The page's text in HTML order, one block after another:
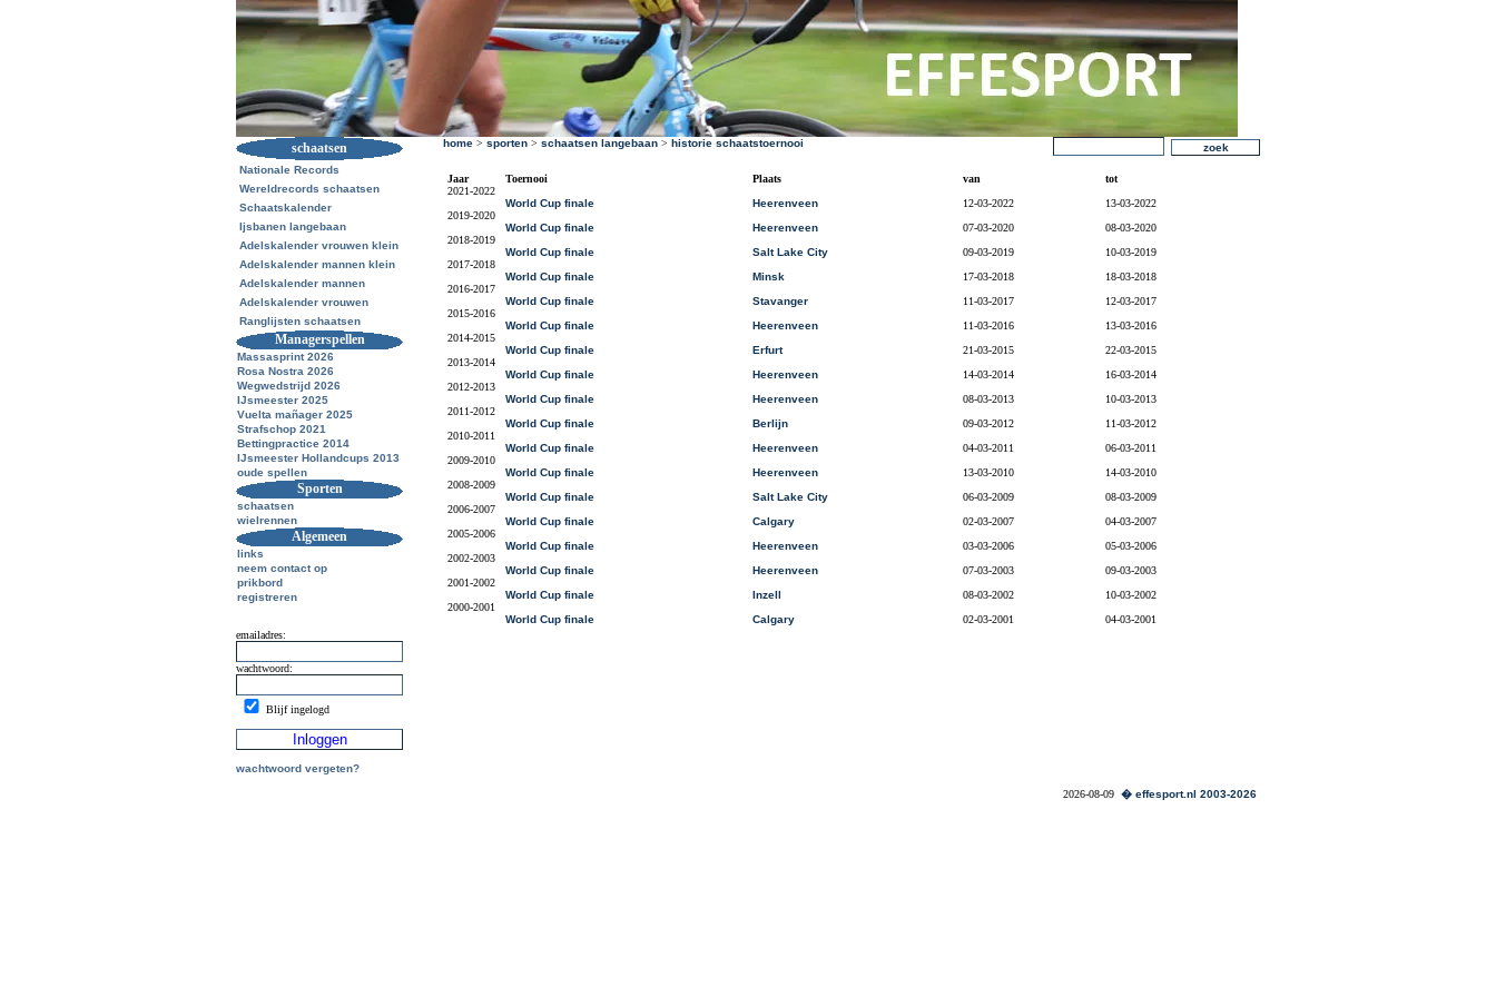
schaatsen
Nationale Records
Wereldrecords schaatsen
Schaatskalender
Ijsbanen langebaan
Adelskalender vrouwen klein
Adelskalender mannen klein
Adelskalender mannen
Adelskalender vrouwen
Ranglijsten schaatsen
Managerspellen
Massasprint 2026
Rosa Nostra 2026
Wegwedstrijd 2026
IJsmeester 2025
Vuelta mañager 2025
Strafschop 2021
Bettingpractice 2014
IJsmeester Hollandcups 2013
oude spellen
Sporten
schaatsen
wielrennen
Algemeen
links
neem contact op
prikbord
registreren
emailadres:
wachtwoord:
Blijf ingelogd
wachtwoord vergeten?
home > sporten > schaatsen langebaan > historie schaatstoernooi
Jaar Toernooi Plaats van
tot
2021-2022
World Cup finale
Heerenveen 12-03-2022
13-03-2022
2019-2020
World Cup finale
Heerenveen 07-03-2020
08-03-2020
2018-2019
World Cup finale
Salt Lake City 09-03-2019
10-03-2019
2017-2018
World Cup finale
Minsk 17-03-2018
18-03-2018
2016-2017
World Cup finale
Stavanger 11-03-2017
12-03-2017
2015-2016
World Cup finale
Heerenveen 11-03-2016
13-03-2016
2014-2015
World Cup finale
Erfurt 21-03-2015
22-03-2015
2013-2014
World Cup finale
Heerenveen 14-03-2014
16-03-2014
2012-2013
World Cup finale
Heerenveen 08-03-2013
10-03-2013
2011-2012
World Cup finale
Berlijn 09-03-2012
11-03-2012
2010-2011
World Cup finale
Heerenveen 04-03-2011
06-03-2011
2009-2010
World Cup finale
Heerenveen 13-03-2010
14-03-2010
2008-2009
World Cup finale
Salt Lake City 06-03-2009
08-03-2009
2006-2007
World Cup finale
Calgary 02-03-2007
04-03-2007
2005-2006
World Cup finale
Heerenveen 03-03-2006
05-03-2006
2002-2003
World Cup finale
Heerenveen 07-03-2003
09-03-2003
2001-2002
World Cup finale
Inzell 08-03-2002
10-03-2002
2000-2001
World Cup finale
Calgary 02-03-2001 04-03-2001
2026-08-09 � effesport.nl 2003-2026